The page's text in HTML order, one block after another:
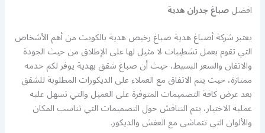
افضلصباغ جدران هدية
يعتبر شركة أصباغ هدية صباغ رخيص هدية بالكويت من أهم الأشخاص
التي تقوم بعمل تشطيبات لا مثيل لها على الإطلاق من حيث الجودة
والاتقان والسعر البسيط، حيث أن صباغ شقق بهدية يوفر لكم خدمه
ممتازة، حيث يتم الاتفاق مع العملاء على الديكورات المطلوبة للشقق
بعد عرض كافة التصميمات المتوفرة على العميل والتي تسهل عليه
عملية الاختيار، يتم التناقش حول التصميمات التي تناسب المكان
والألوان التي تتماشى مع العفش والديكور.